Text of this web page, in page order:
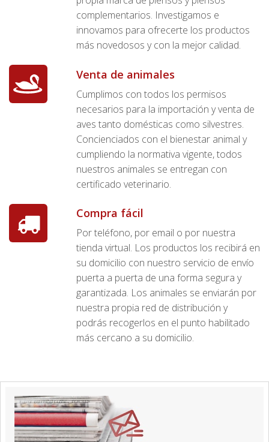
complementarios. Investigamos e
innovamos para ofrecerte los productos
más novedosos y con la mejor calidad.
Venta de animales
Cumplimos con todos los permisos
necesarios para la importación y venta de
aves tanto domésticas como silvestres.
Concienciados con el bienestar animal y
cumpliendo la normativa vigente, todos
nuestros animales se entregan con
certificado veterinario.
Compra fácil
Por teléfono, por email o por nuestra
tienda virtual. Los productos los recibirá en
su domicilio con nuestro servicio de envío
puerta a puerta de una forma segura y
garantizada. Los animales se enviarán por
nuestra propia red de distribución y
podrás recogerlos en el punto habilitado
más cercano a su domicilio.